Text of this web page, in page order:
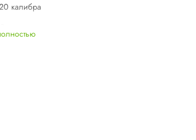
калибра